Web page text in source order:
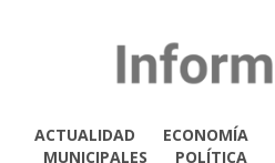
ACTUALIDAD ECONOMÍA
MUNICIPALES
POLÍTICA